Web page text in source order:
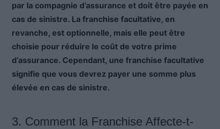
par la compagnie d’assurance et doit être payée en
cas de sinistre. La franchise facultative, en
revanche, est optionnelle, mais elle peut être
choisie pour réduire le coût de votre prime
d’assurance. Cependant, une franchise facultative
signifie que vous devrez payer une somme plus
élevée en cas de sinistre.
3. Comment la Franchise Affecte-t-